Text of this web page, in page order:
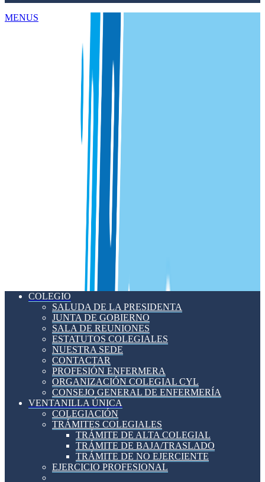
MENUS
COLEGIO
SALUDA DE LA PRESIDENTA
JUNTA DE GOBIERNO
SALA DE REUNIONES
ESTATUTOS COLEGIALES
NUESTRA SEDE
CONTACTAR
PROFESIÓN ENFERMERA
ORGANIZACIÓN COLEGIAL CYL
CONSEJO GENERAL DE ENFERMERÍA
VENTANILLA ÚNICA
COLEGIACIÓN
TRÁMITES COLEGIALES
TRÁMITE DE ALTA COLEGIAL
TRÁMITE DE BAJA/TRASLADO
TRÁMITE DE NO EJERCIENTE
EJERCICIO PROFESIONAL